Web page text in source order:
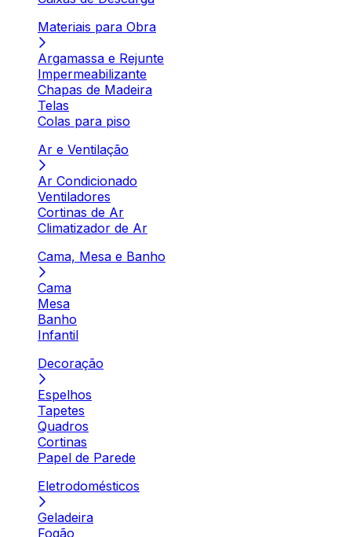
Materiais para Obra
Argamassa e Rejunte
Impermeabilizante
Chapas de Madeira
Telas
Colas para piso
Ar e Ventilação
Ar Condicionado
Ventiladores
Cortinas de Ar
Climatizador de Ar
Cama, Mesa e Banho
Cama
Mesa
Banho
Infantil
Decoração
Espelhos
Tapetes
Quadros
Cortinas
Papel de Parede
Eletrodomésticos
Geladeira
Fogão